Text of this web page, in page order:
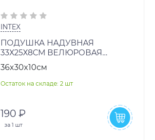
INTEX
ПОДУШКА НАДУВНАЯ
33Х25Х8СМ ВЕЛЮРОВАЯ
ДОРОЖНАЯ НА ШЕЮ ВН:68675
36x30x10см
Остаток на складе: 2 шт
190 ₽
за 1 шт